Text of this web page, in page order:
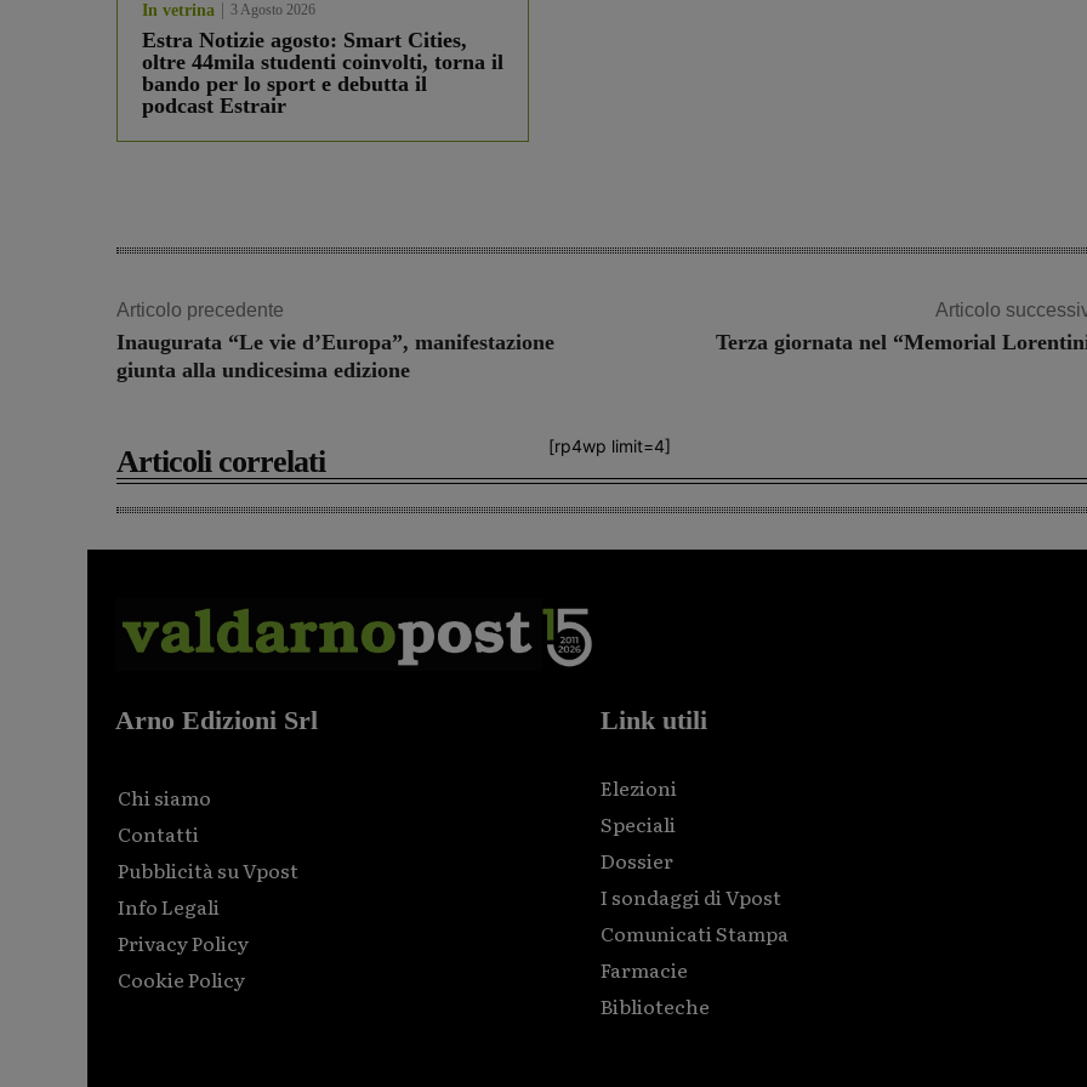
In vetrina 3 Agosto 2026
Estra Notizie agosto: Smart Cities,
oltre 44mila studenti coinvolti, torna il
bando per lo sport e debutta il
podcast Estrair
Articolo precedente
Inaugurata “Le vie d’Europa”, manifestazione
giunta alla undicesima edizione
Articolo
Terza giornata nel “Memorial
[rp4wp limit=4]
Articoli correlati
Arno Edizioni Srl
Chi siamo
Contatti
Pubblicità su Vpost
Info Legali
Privacy Policy
Cookie Policy
Link utili
Elezioni
Speciali
Dossier
I sondaggi di Vpost
Comunicati Stampa
Farmacie
Biblioteche